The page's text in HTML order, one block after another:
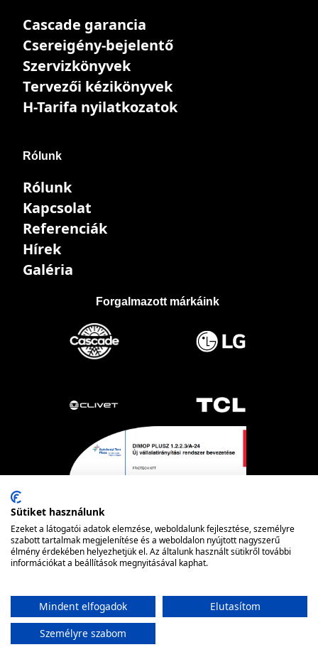
Cascade garancia
Csereigény-bejelentő
Szervizkönyvek
Tervezői kézikönyvek
H-Tarifa nyilatkozatok
Rólunk
Rólunk
Kapcsolat
Referenciák
Hírek
Galéria
Forgalmazott márkáink
Powered by nopCommerce
Sütiket használunk
Ezeket a látogatói adatok elemzése, weboldalunk fejlesztése, személyre
szabott tartalmak megjelenítése és a weboldalon nyújtott nagyszerű
élmény érdekében helyezhetjük el. Az általunk használt sütikről további
információkat a beállítások megnyitásával kaphat.
Mindent elfogadok
Elutasítom
Személyre szabom